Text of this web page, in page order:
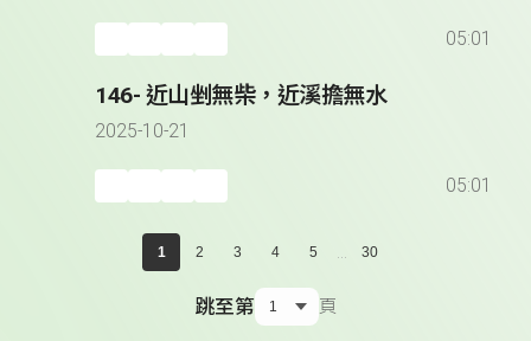
05:01
146- 近山剉無柴，近溪擔無水
2025-10-21
05:01
1 2 3 4 5 ... 30
跳至第 頁